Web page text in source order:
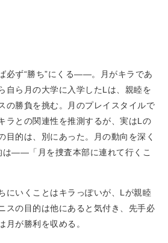
必ず“勝ち”にくる——。月がキラであ
自ら月の大学に入学したLは、親睦を
の勝負を挑む。月のプレイスタイルで
ラとの関連性を推測するが、実はLの
目的は、別にあった。月の動向を深く
は——「月を捜査本部に連れて行くこ
にいくことはキラっぽいが、Lが親睦
スの目的は他にあると気付き、先手必
月が勝利を収める。